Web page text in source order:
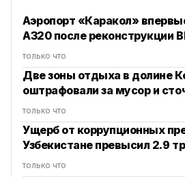
Аэропорт «Каракол»
A320 после реконструкции
только что
Две зоны отдыха в долине
оштрафовали за мусор и
только что
Ущерб от коррупционных
Узбекистане превысил 2.9
только что